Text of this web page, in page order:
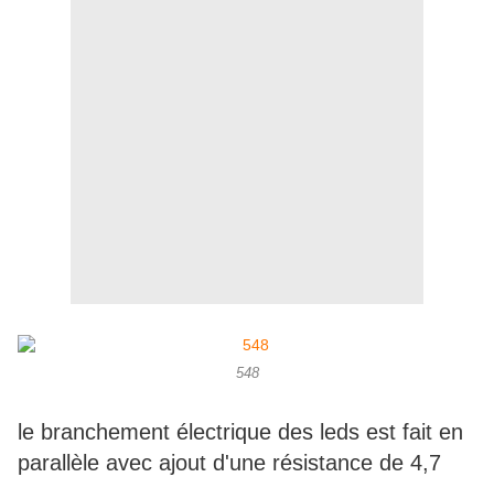
548
le branchement électrique des leds est fait en
parallèle avec ajout d'une résistance de 4,7